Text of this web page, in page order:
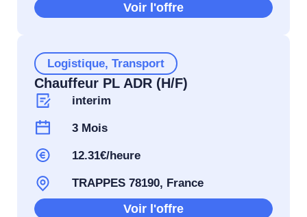
Voir l'offre
Logistique, Transport
Chauffeur PL ADR (H/F)
interim
3 Mois
12.31€/heure
TRAPPES 78190, France
Voir l'offre